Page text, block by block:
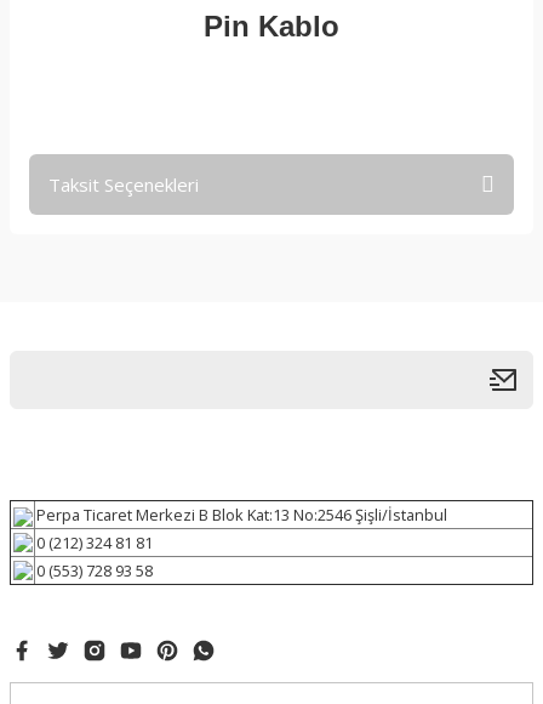
Pin Kablo
Taksit Seçenekleri
Perpa Ticaret Merkezi B Blok Kat:13 No:2546 Şişli/İstanbul
0 (212) 324 81 81
0 (553) 728 93 58